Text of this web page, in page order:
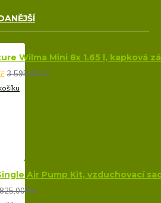
Wilma Mini 8x 1.65 l, kapková
3 595,00 Kč
Air Pump Kit, vzduchovací
825,00 Kč